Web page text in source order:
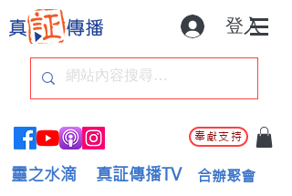
登入
奉獻支持
靈之水滴 真証傳播TV 合辦聚會